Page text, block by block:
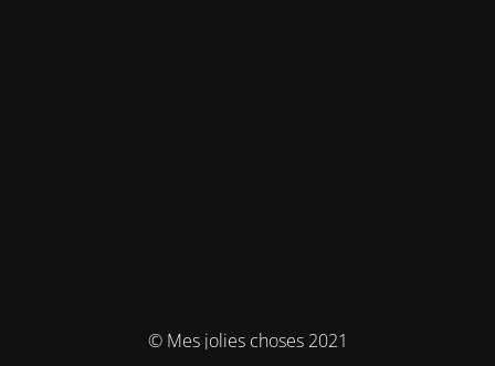
© Mes jolies choses 2021